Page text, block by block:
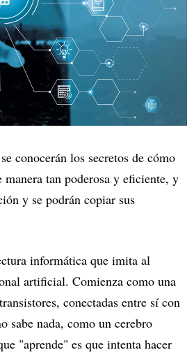
conocerán los secretos de cómo
tan poderosa y eficiente, y
y se podrán copiar sus
informática que imita al
artificial. Comienza como una
conectadas entre sí con
sabe nada, como un cerebro
"aprende" es que intenta hacer